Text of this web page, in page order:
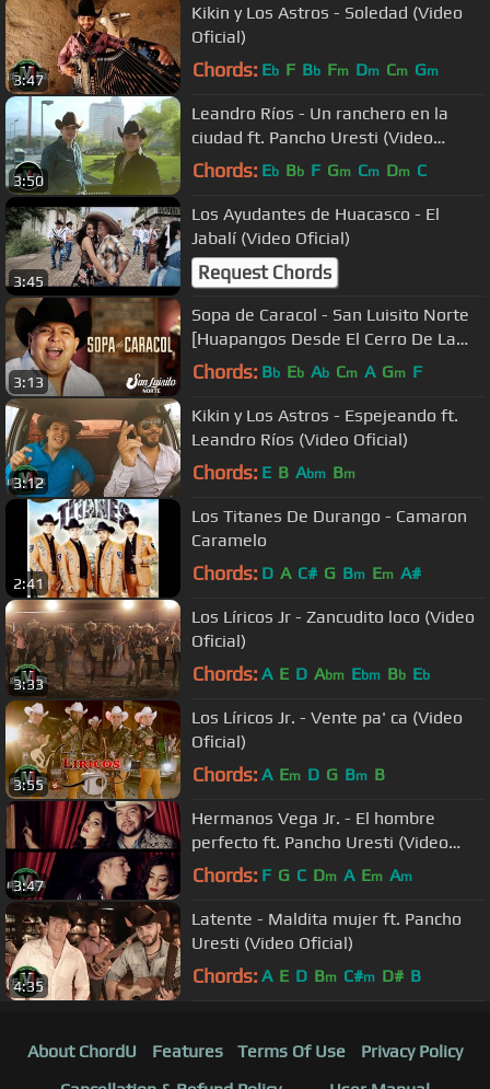
3:47
Kikin y Los Astros - Soledad (Video
Oficial)
Chords: Eb F Bb Fm Dm Cm Gm
3:50
Leandro Ríos - Un ranchero en la
ciudad ft. Pancho Uresti (Video
Oficial)
Chords: Eb Bb F Gm Cm Dm C
3:45
Los Ayudantes de Huacasco - El
Jabalí (Video Oficial)
Request Chords
3:13
Sopa de Caracol - San Luisito Norte
[Huapangos Desde El Cerro De La
Silla]
Chords: Bb Eb Ab Cm A Gm F
3:12
Kikin y Los Astros - Espejeando ft.
Leandro Ríos (Video Oficial)
Chords: E B Abm Bm
2:41
Los Titanes De Durango - Camaron
Caramelo
Chords: D A C# G Bm Em A#
3:33
Los Líricos Jr - Zancudito loco (Video
Oficial)
Chords: A E D Abm Ebm Bb Eb
3:55
Los Líricos Jr. - Vente pa' ca (Video
Oficial)
Chords: A Em D G Bm B
3:47
Hermanos Vega Jr. - El hombre
perfecto ft. Pancho Uresti (Video
Oficial)
Chords: F G C Dm A Em Am
4:35
Latente - Maldita mujer ft. Pancho
Uresti (Video Oficial)
Chords: A E D Bm C#m D# B
About ChordU Features Terms Of Use
Privacy Policy